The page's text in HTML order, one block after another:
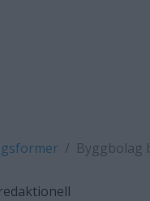
Byggbolag